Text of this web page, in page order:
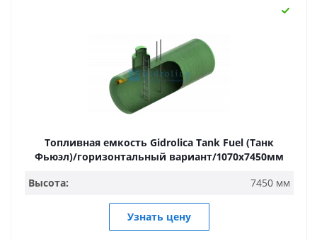
Топливная емкость Gidrolica Tank Fuel (Танк
Фьюэл)/горизонтальный вариант/1070х7450мм
Высота:
7450 мм
Узнать цену